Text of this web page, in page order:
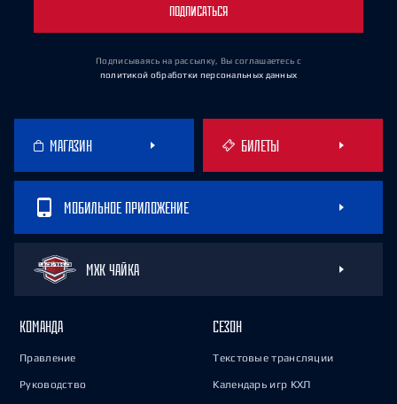
ПОДПИСАТЬСЯ
Подписываясь на рассылку, Вы соглашаетесь с
политикой обработки персональных данных
МАГАЗИН БИЛЕТЫ
МОБИЛЬНОЕ ПРИЛОЖЕНИЕ
МХК ЧАЙКА
КОМАНДА
Правление
Руководство
СЕЗОН
Текстовые трансляции
Календарь игр КХЛ